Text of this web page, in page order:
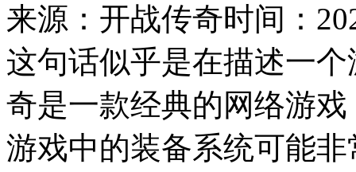
来源：开战传奇时间：
这句话似乎是在描述一
奇是一款经典的网络游
游戏中的装备系统可能